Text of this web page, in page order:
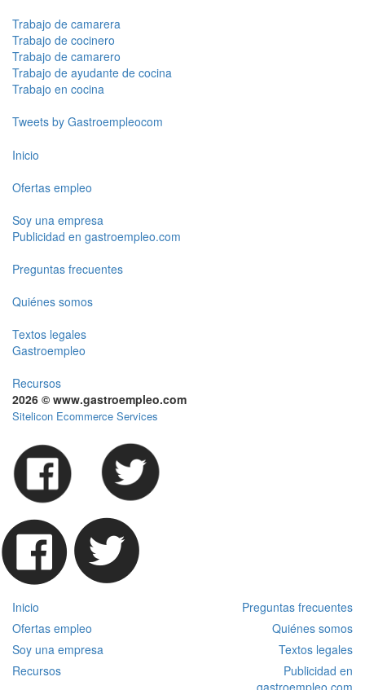
Trabajo de camarera
Trabajo de cocinero
Trabajo de camarero
Trabajo de ayudante de cocina
Trabajo en cocina
Tweets by Gastroempleocom
Inicio
Ofertas empleo
Soy una empresa
Publicidad en gastroempleo.com
Preguntas frecuentes
Quiénes somos
Textos legales
Gastroempleo
Recursos
2026 © www.gastroempleo.com
Sitelicon Ecommerce Services
Inicio
Preguntas frecuentes
Ofertas empleo
Quiénes somos
Soy una empresa
Textos legales
Recursos
Publicidad en
gastroempleo.com